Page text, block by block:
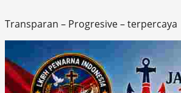
Transparan – Progresive – terpercaya